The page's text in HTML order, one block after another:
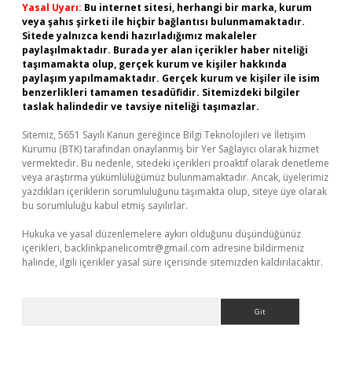
Yasal Uyarı: Bu internet sitesi, herhangi bir marka, kurum
veya şahıs şirketi ile hiçbir bağlantısı bulunmamaktadır.
Sitede yalnızca kendi hazırladığımız makaleler
paylaşılmaktadır. Burada yer alan içerikler haber niteliği
taşımamakta olup, gerçek kurum ve kişiler hakkında
paylaşım yapılmamaktadır. Gerçek kurum ve kişiler ile isim
benzerlikleri tamamen tesadüfidir. Sitemizdeki bilgiler
taslak halindedir ve tavsiye niteliği taşımazlar.
Sitemiz, 5651 Sayılı Kanun gereğince Bilgi Teknolojileri ve İletişim
Kurumu (BTK) tarafından onaylanmış bir Yer Sağlayıcı olarak hizmet
vermektedir. Bu nedenle, sitedeki içerikleri proaktif olarak denetleme
veya araştırma yükümlülüğümüz bulunmamaktadır. Ancak, üyelerimiz
yazdıkları içeriklerin sorumluluğunu taşımakta olup, siteye üye olarak
bu sorumluluğu kabul etmiş sayılırlar.
Hukuka ve yasal düzenlemelere aykırı olduğunu düşündüğünüz
içerikleri, backlinkpanelicomtr@gmail.com adresine bildirmeniz
halinde, ilgili içerikler yasal süre içerisinde sitemizden kaldırılacaktır.